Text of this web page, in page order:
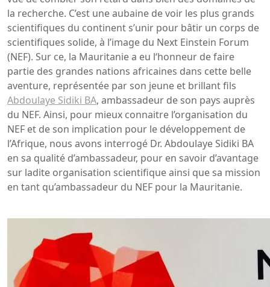
la recherche. C’est une aubaine de voir les plus grands
scientifiques du continent s’unir pour bâtir un corps de
scientifiques solide, à l’image du Next Einstein Forum
(NEF). Sur ce, la Mauritanie a eu l‘honneur de faire
partie des grandes nations africaines dans cette belle
aventure, représentée par son jeune et brillant fils
Abdoulaye Sidiki BA, ambassadeur de son pays auprès
du NEF. Ainsi, pour mieux connaitre l’organisation du
NEF et de son implication pour le développement de
l’Afrique, nous avons interrogé Dr. Abdoulaye Sidiki BA
en sa qualité d’ambassadeur, pour en savoir d’avantage
sur ladite organisation scientifique ainsi que sa mission
en tant qu’ambassadeur du NEF pour la Mauritanie.